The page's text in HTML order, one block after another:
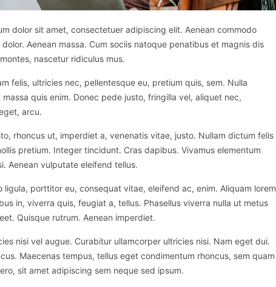
dolor sit amet, consectetuer adipiscing elit. Aenean commodo
Aenean massa. Cum sociis natoque penatibus et magnis dis
nascetur ridiculus mus.
felis, ultricies nec, pellentesque eu, pretium quis, sem. Nulla
quis enim. Donec pede justo, fringilla vel, aliquet nec,
arcu.
rhoncus ut, imperdiet a, venenatis vitae, justo. Nullam dictum felis
pretium. Integer tincidunt. Cras dapibus. Vivamus elementum
Aenean vulputate eleifend tellus.
ligula, porttitor eu, consequat vitae, eleifend ac, enim. Aliquam lorem
in, viverra quis, feugiat a, tellus. Phasellus viverra nulla ut metus
Quisque rutrum. Aenean imperdiet.
nisi vel augue. Curabitur ullamcorper ultricies nisi. Nam eget dui.
Maecenas tempus, tellus eget condimentum rhoncus, sem quam
sit amet adipiscing sem neque sed ipsum.